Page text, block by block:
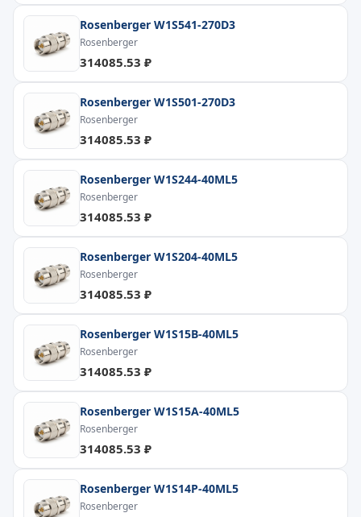
Rosenberger W1S541-270D3
Rosenberger
314085.53 ₽
Rosenberger W1S501-270D3
Rosenberger
314085.53 ₽
Rosenberger W1S244-40ML5
Rosenberger
314085.53 ₽
Rosenberger W1S204-40ML5
Rosenberger
314085.53 ₽
Rosenberger W1S15B-40ML5
Rosenberger
314085.53 ₽
Rosenberger W1S15A-40ML5
Rosenberger
314085.53 ₽
Rosenberger W1S14P-40ML5
Rosenberger